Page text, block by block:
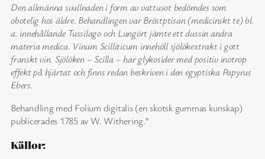
Den allmänna svullnaden i form av vattusot bedömdes som
obotelig hos äldre. Behandlingen var Bröstptisan (medicinskt te) bl.
a. innehållande Tussilago och Lungört jämte ett dussin andra
materia medica. Vinum Scilliticum innehöll sjölökextrakt i gott
franskt vin. Sjölöken – Scilla – har glykosider med positiv inotrop
effekt på hjärtat och finns redan beskriven i den egyptiska Papyrus
Ebers.
Behandling med Folium digitalis (en skotsk gummas kunskap)
publicerades 1785 av W. Withering.”
Källor: